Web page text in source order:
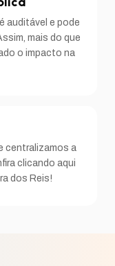
auditável e pode
mais do que
o impacto na
centralizamos a
clicando aqui
dos Reis!